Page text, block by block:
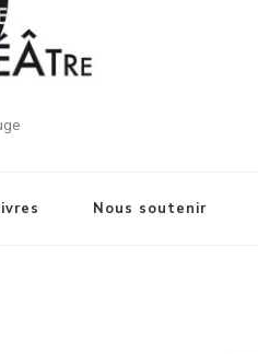
Nous soutenir